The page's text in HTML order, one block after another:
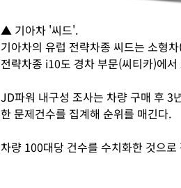
▲ 기아차 '씨드'.
기아차의 유럽 전략차종 씨드는 소형
전략차종 i10도 경차 부문(씨티카)에
JD파워 내구성 조사는 차량 구매 후 3
한 문제건수를 집계해 순위를 매긴다.
차량 100대당 건수를 수치화한 것으